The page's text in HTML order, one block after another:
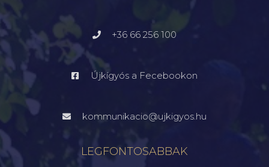
+36 66 256 100
Újkígyós a Fecebookon
kommunikacio@ujkigyos.hu
LEGFONTOSABBAK